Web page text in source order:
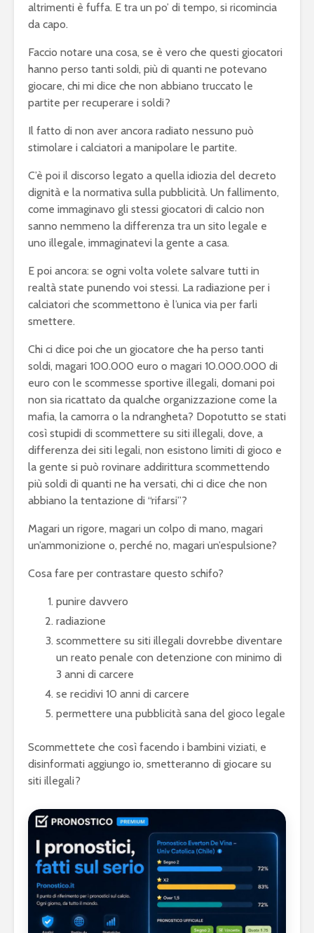
altrimenti è fuffa. E tra un po’ di tempo, si ricomincia
da capo.
Faccio notare una cosa, se è vero che questi giocatori
hanno perso tanti soldi, più di quanti ne potevano
giocare, chi mi dice che non abbiano truccato le
partite per recuperare i soldi?
Il fatto di non aver ancora radiato nessuno può
stimolare i calciatori a manipolare le partite.
C’è poi il discorso legato a quella idiozia del decreto
dignità e la normativa sulla pubblicità. Un fallimento,
come immaginavo gli stessi giocatori di calcio non
sanno nemmeno la differenza tra un sito legale e
uno illegale, immaginatevi la gente a casa.
E poi ancora: se ogni volta volete salvare tutti in
realtà state punendo voi stessi. La radiazione per i
calciatori che scommettono è l’unica via per farli
smettere.
Chi ci dice poi che un giocatore che ha perso tanti
soldi, magari 100.000 euro o magari 10.000.000 di
euro con le scommesse sportive illegali, domani poi
non sia ricattato da qualche organizzazione come la
mafia, la camorra o la ndrangheta? Dopotutto se stati
così stupidi di scommettere su siti illegali, dove, a
differenza dei siti legali, non esistono limiti di gioco e
la gente si può rovinare addirittura scommettendo
più soldi di quanti ne ha versati, chi ci dice che non
abbiano la tentazione di “rifarsi”?
Magari un rigore, magari un colpo di mano, magari
un’ammonizione o, perché no, magari un’espulsione?
Cosa fare per contrastare questo schifo?
punire davvero
radiazione
scommettere su siti illegali dovrebbe diventare
un reato penale con detenzione con minimo di
3 anni di carcere
se recidivi 10 anni di carcere
permettere una pubblicità sana del gioco legale
Scommettete che così facendo i bambini viziati, e
disinformati aggiungo io, smetteranno di giocare su
siti illegali?